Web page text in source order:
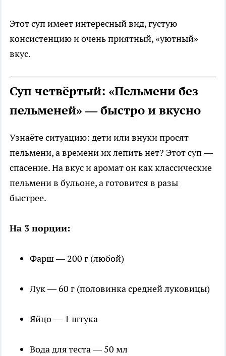
Этот суп имеет интересный вид, густую
консистенцию и очень приятный, «уютный»
вкус.
Суп четвёртый: «Пельмени без
пельменей» — быстро и вкусно
Узнаёте ситуацию: дети или внуки просят
пельмени, а времени их лепить нет? Этот суп —
спасение. На вкус и аромат он как классические
пельмени в бульоне, а готовится в разы
быстрее.
На 3 порции:
Фарш — 200 г (любой)
Лук — 60 г (половинка средней луковицы)
Яйцо — 1 штука
Вода для теста — 50 мл